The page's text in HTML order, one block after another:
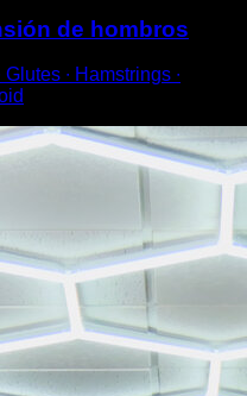
de hombros
∙ Hamstrings ∙